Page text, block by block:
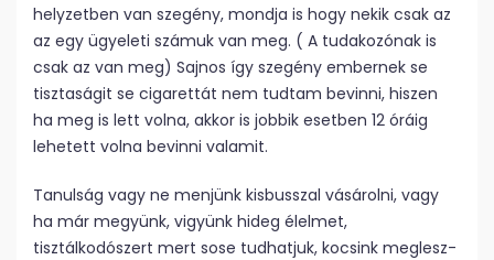
helyzetben van szegény, mondja is hogy nekik csak az
az egy ügyeleti számuk van meg. ( A tudakozónak is
csak az van meg) Sajnos így szegény embernek se
tisztaságit se cigarettát nem tudtam bevinni, hiszen
ha meg is lett volna, akkor is jobbik esetben 12 óráig
lehetett volna bevinni valamit.
Tanulság vagy ne menjünk kisbusszal vásárolni, vagy
ha már megyünk, vigyünk hideg élelmet,
tisztálkodószert mert sose tudhatjuk, kocsink meglesz-